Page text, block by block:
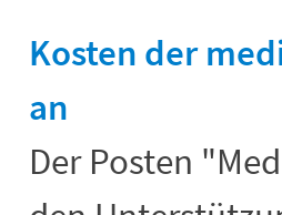
Kosten der
an
Der Posten